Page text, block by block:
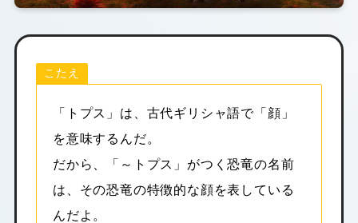
こたえ
「トプス」は、古代ギリシャ語で「顔」
を意味するんだ。
だから、「～トプス」がつく恐竜の名前
は、その恐竜の特徴的な顔を表している
んだよ。